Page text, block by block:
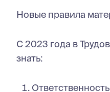
Новые правила
С 2023 года в
знать: